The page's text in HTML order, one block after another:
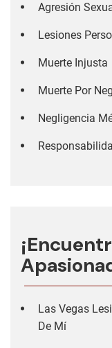
Agresión
Lesiones
Muerte Injusta
Muerte Por
Negligencia
Las Vegas
De Mí